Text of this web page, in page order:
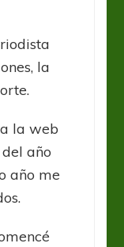
la
la web
año
año me